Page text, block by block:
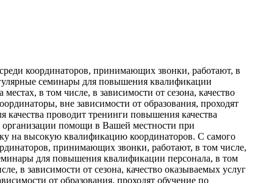
координаторов, принимающих звонки, работают, в
семинары для повышения квалификации
в том числе, в зависимости от сезона, качество
вне зависимости от образования, проходят
проводит тренинги повышения качества
организации помощи в Вашей местности при
на высокую квалификацию координаторов. С самого
принимающих звонки, работают, в том числе,
для повышения квалификации персонала, в том
в зависимости от сезона, качество оказываемых услуг
от образования, проходят обучение по